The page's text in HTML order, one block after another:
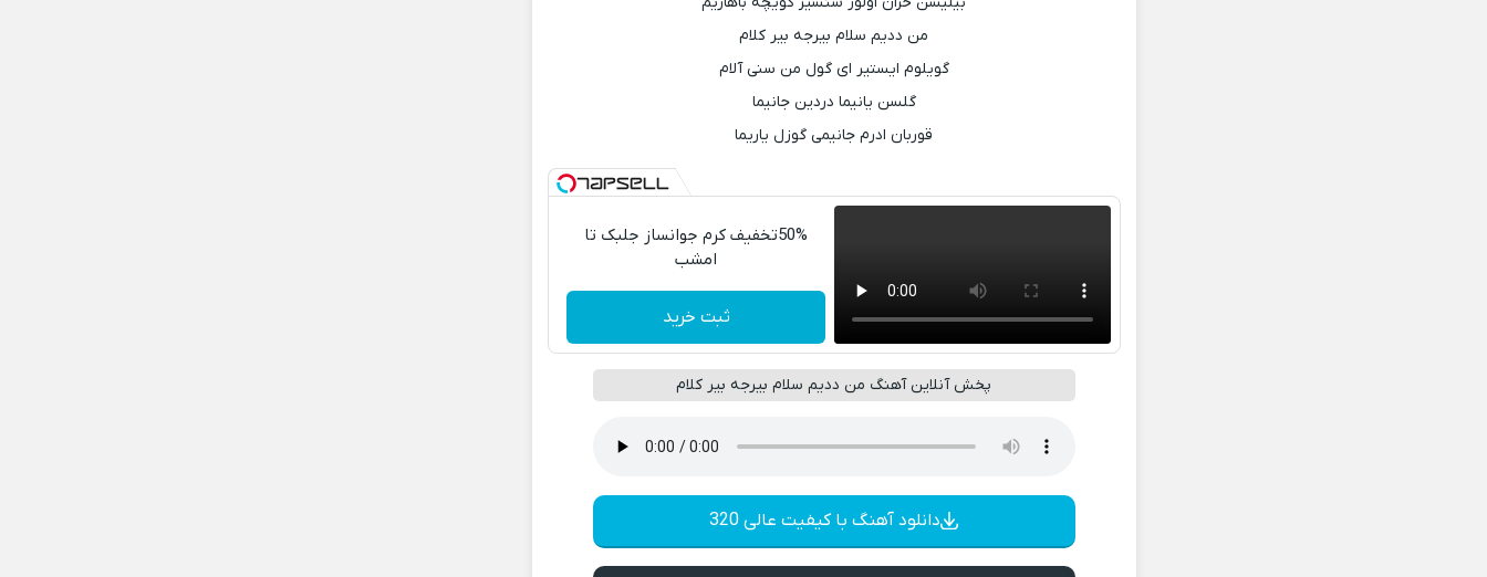
من ددیم سلام بیرجه بیر کلام
گویلوم ایستیر ای گول من سنی آلام
گلسن یانیما دردین جانیما
قوربان ادرم جانیمی گوزل یاریما
50%تخفیف کرم جوانساز جلبک تا
امشب
ثبت خرید
پخش آنلاین آهنگ من ددیم سلام بیرجه بیر کلام
دانلود آهنگ با کیفیت عالی 320